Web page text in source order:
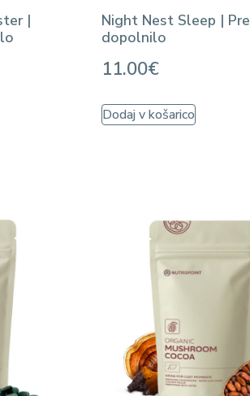
|
Night Nest Sleep |
dopolnilo
11.00€
Dodaj v košarico